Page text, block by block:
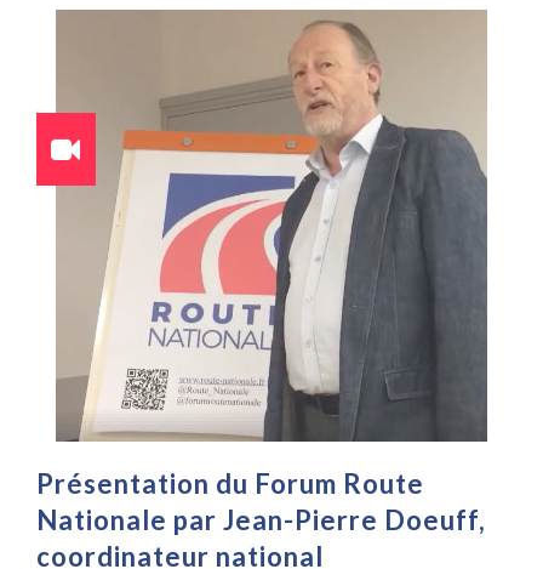
Présentation du Forum Route
Nationale par Jean-Pierre Doeuff,
coordinateur national